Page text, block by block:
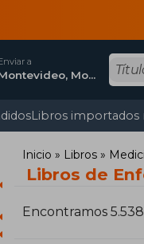
a
Montevideo, Montevideo
Libros importados
Inicio Libros
Libros de
Encontramos